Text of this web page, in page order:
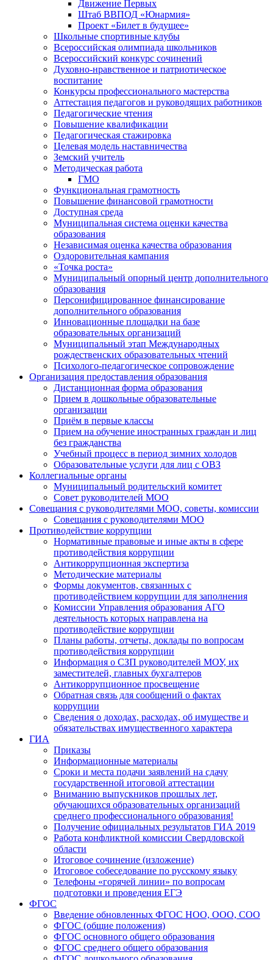
Движение Первых
Штаб ВВПОД «Юнармия»
Проект «Билет в будущее»
Школьные спортивные клубы
Всероссийская олимпиада школьников
Всероссийский конкурс сочинений
Духовно-нравственное и патриотическое
воспитание
Конкурсы профессионального мастерства
Аттестация педагогов и руководящих работников
Педагогические чтения
Повышение квалификации
Педагогическая стажировка
Целевая модель наставничества
Земский учитель
Методическая работа
ГМО
Функциональная грамотность
Повышение финансовой грамотности
Доступная среда
Муниципальная система оценки качества
образования
Независимая оценка качества образования
Оздоровительная кампания
«Точка роста»
Муниципальный опорный центр дополнительного
образования
Персонифицированное финансирование
дополнительного образования
Инновационные площадки на базе
образовательных организаций
Муниципальный этап Международных
рождественских образовательных чтений
Психолого-педагогическое сопровождение
Организация предоставления образования
Дистанционная форма образования
Прием в дошкольные образовательные
организации
Приём в первые классы
Прием на обучение иностранных граждан и лиц
без гражданства
Учебный процесс в период зимних холодов
Образовательные услуги для лиц с ОВЗ
Коллегиальные органы
Муниципальный родительский комитет
Совет руководителей МОО
Совещания с руководителями МОО, советы, комиссии
Совещания с руководителями МОО
Противодействие коррупции
Нормативные правовые и иные акты в сфере
противодействия коррупции
Антикоррупционная экспертиза
Методические материалы
Формы документов, связанных с
противодействием коррупции для заполнения
Комиссии Управления образования АГО
деятельность которых направлена на
противодействие коррупции
Планы работы, отчеты, доклады по вопросам
противодействия коррупции
Информация о СЗП руководителей МОУ, их
заместителей, главных бухгалтеров
Антикоррупционное просвещение
Обратная связь для сообщений о фактах
коррупции
Сведения о доходах, расходах, об имуществе и
обязательствах имущественного характера
ГИА
Приказы
Информационные материалы
Сроки и места подачи заявлений на сдачу
государственной итоговой аттестации
Вниманию выпускников прошлых лет,
обучающихся образовательных организаций
среднего профессионального образования!
Получение официальных результатов ГИА 2019
Работа конфликтной комиссии Свердловской
области
Итоговое сочинение (изложение)
Итоговое собеседование по русскому языку
Телефоны «горячей линии» по вопросам
подготовки и проведения ЕГЭ
ФГОС
Введение обновленных ФГОС НОО, ООО, СОО
ФГОС (общие положения)
ФГОС основного общего образования
ФГОС среднего общего образования